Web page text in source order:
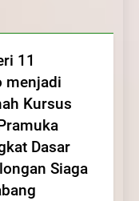
11
menjadi
Kursus
Dasar
Siaga